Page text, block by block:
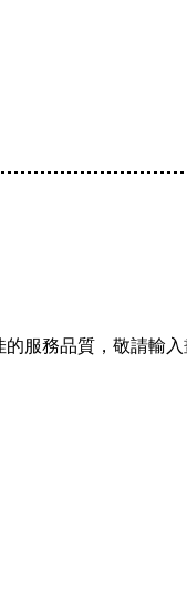
服務品質，敬請輸